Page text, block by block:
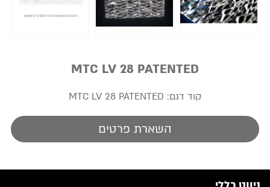
MTC LV 28 PATENTED
קוד דגם: MTC LV 28 PATENTED
השארת פרטים